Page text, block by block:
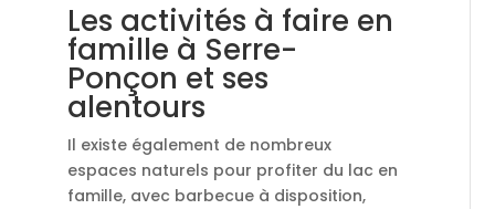
Les activités à faire en
famille à Serre-
Ponçon et ses
alentours
Il existe également de nombreux
espaces naturels pour profiter du lac en
famille, avec barbecue à disposition,